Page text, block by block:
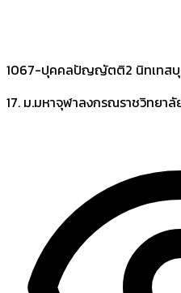
1067-ปุคคลปัญญัตติ2 นิทเทสบุ
17. ม.มหาจุฬาลงกรณราชวิทยาลั